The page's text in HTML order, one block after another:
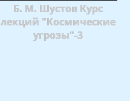
Б. М. Шустов Курс
лекций "Космические
угрозы"-3